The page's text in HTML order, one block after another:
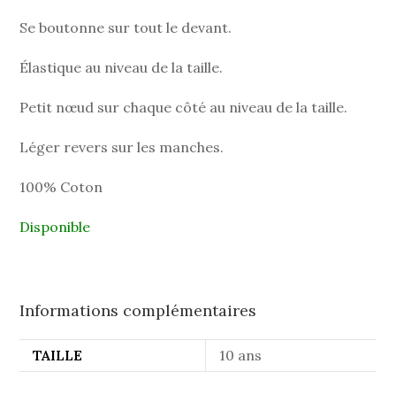
Se boutonne sur tout le devant.
Élastique au niveau de la taille.
Petit nœud sur chaque côté au niveau de la taille.
Léger revers sur les manches.
100% Coton
Disponible
Informations complémentaires
TAILLE 10 ans